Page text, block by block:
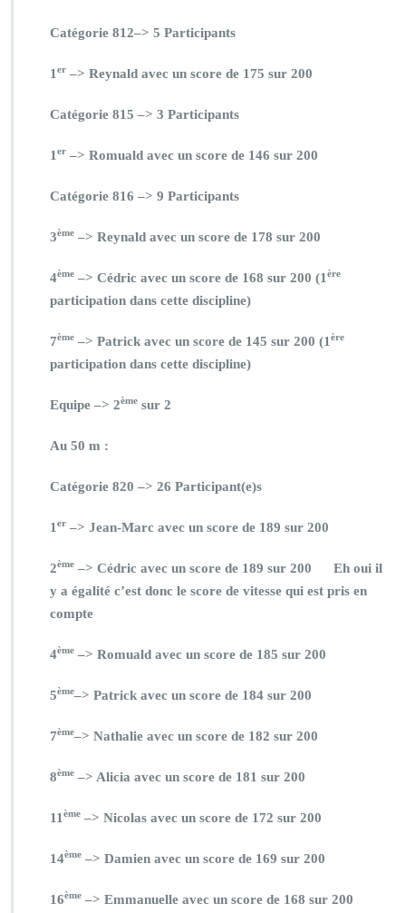
Catégorie 812–> 5 Participants
1 er –> Reynald avec un score de 175 sur 200
Catégorie 815 –> 3 Participants
1 er –> Romuald avec un score de 146 sur 200
Catégorie 816 –> 9 Participants
3ème –> Reynald avec un score de 178 sur 200
4ème –> Cédric avec un score de 168 sur 200 (1 ère
participation dans cette discipline)
7ème –> Patrick avec un score de 145 sur 200 (1 ère
participation dans cette discipline)
Equipe –> 2ème sur 2
Au 50 m :
Catégorie 820 –> 26 Participant(e)s
1 er –> Jean-Marc avec un score de 189 sur 200
2ème –> Cédric avec un score de 189 sur 200 Eh oui il
y a égalité c’est donc le score de vitesse qui est pris en
compte
4ème –> Romuald avec un score de 185 sur 200
5ème–> Patrick avec un score de 184 sur 200
7ème–> Nathalie avec un score de 182 sur 200
8ème –> Alicia avec un score de 181 sur 200
11 ème –> Nicolas avec un score de 172 sur 200
14ème –> Damien avec un score de 169 sur 200
16ème –> Emmanuelle avec un score de 168 sur 200